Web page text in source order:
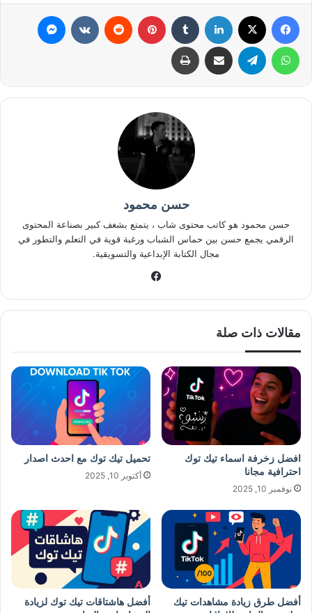
فيسبوك لينكدإن بينتيريست
واتساب تيلقرام مشاركة عبر البريد طباعة
حسن محمود
حسن محمود هو كاتب محتوى شاب ، يتمتع بشغف كبير بصناعة المحتوى
الرقمي يجمع حسن بين حماس الشباب ورغبة قوية في التعلم والتطور في
مجال الكتابة الإبداعية والتسويقية.
مقالات ذات صلة
افضل زخرفة اسماء تيك توك
احترافية مجانا
نوفمبر 10, 2025
تحميل تيك توك مع احدث اصدار
أكتوبر 10, 2025
أفضل طرق زيادة مشاهدات تيك
أفضل هاشتاقات تيك توك لزيادة